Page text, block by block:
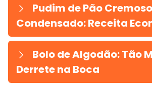
Pudim de Pão
Condensado: Receita
Bolo de Algodão: Tão
Derrete na Boca